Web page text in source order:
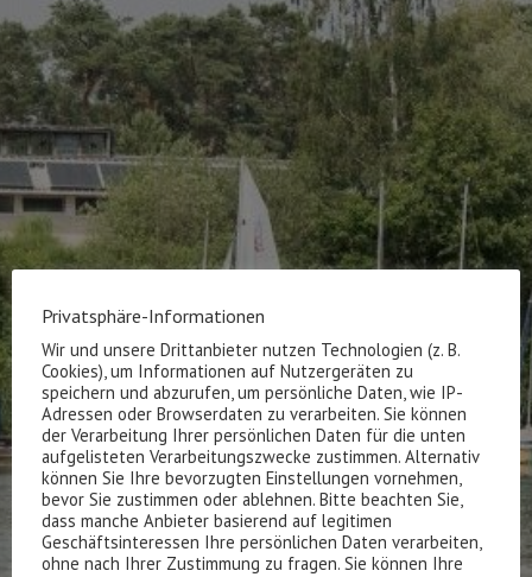
Privatsphäre-Informationen
Wir und unsere Drittanbieter nutzen Technologien (z. B.
Cookies), um Informationen auf Nutzergeräten zu
speichern und abzurufen, um persönliche Daten, wie IP-
Adressen oder Browserdaten zu verarbeiten. Sie können
der Verarbeitung Ihrer persönlichen Daten für die unten
aufgelisteten Verarbeitungszwecke zustimmen. Alternativ
können Sie Ihre bevorzugten Einstellungen vornehmen,
bevor Sie zustimmen oder ablehnen. Bitte beachten Sie,
dass manche Anbieter basierend auf legitimen
Geschäftsinteressen Ihre persönlichen Daten verarbeiten,
ohne nach Ihrer Zustimmung zu fragen. Sie können Ihre